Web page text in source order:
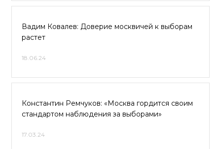
Вадим Ковалев: Доверие москвичей к выборам
растет
18.06.24
Константин Ремчуков: «Москва гордится своим
стандартом наблюдения за выборами»
17.03.24